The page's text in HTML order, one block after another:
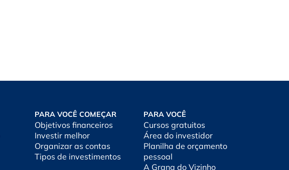
PARA VOCÊ COMEÇAR
Objetivos financeiros
Investir melhor
Organizar as contas
Tipos de investimentos
PARA VOCÊ
Cursos gratuitos
Área do investidor
Planilha de orçamento
pessoal
A Grana do Vizinho